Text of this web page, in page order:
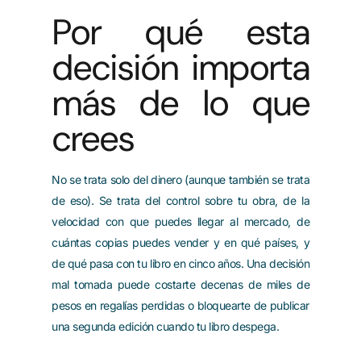
Por qué esta
decisión importa
más de lo que
crees
No se trata solo del dinero (aunque también se trata
de eso). Se trata del control sobre tu obra, de la
velocidad con que puedes llegar al mercado, de
cuántas copias puedes vender y en qué países, y
de qué pasa con tu libro en cinco años. Una decisión
mal tomada puede costarte decenas de miles de
pesos en regalías perdidas o bloquearte de publicar
una segunda edición cuando tu libro despega.